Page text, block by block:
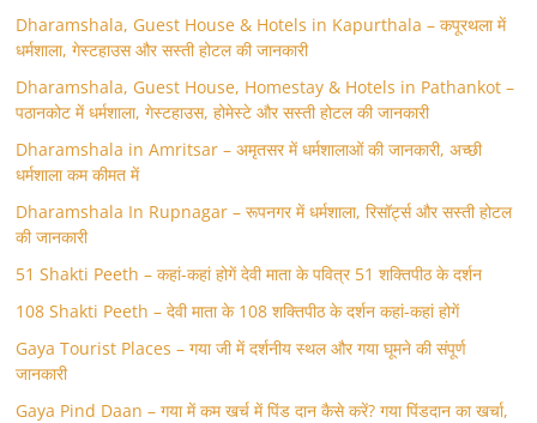
Dharamshala, Guest House & Hotels in Kapurthala – कपूरथला में
धर्मशाला, गेस्टहाउस और सस्ती होटल की जानकारी
Dharamshala, Guest House, Homestay & Hotels in Pathankot –
पठानकोट में धर्मशाला, गेस्टहाउस, होमेस्टे और सस्ती होटल की जानकारी
Dharamshala in Amritsar – अमृतसर में धर्मशालाओं की जानकारी, अच्छी
धर्मशाला कम कीमत में
Dharamshala In Rupnagar – रूपनगर में धर्मशाला, रिसॉर्ट्स और सस्ती होटल
की जानकारी
51 Shakti Peeth – कहां-कहां होगें देवी माता के पवित्र 51 शक्तिपीठ के दर्शन
108 Shakti Peeth – देवी माता के 108 शक्तिपीठ के दर्शन कहां-कहां होगें
Gaya Tourist Places – गया जी में दर्शनीय स्थल और गया घूमने की संपूर्ण
जानकारी
Gaya Pind Daan – गया में कम खर्च में पिंड दान कैसे करें? गया पिंडदान का खर्चा,